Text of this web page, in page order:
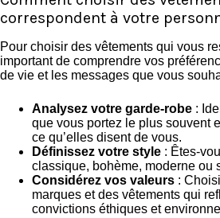
correspondent à votre
Pour choisir des vêtements qui vous
important de comprendre vos
de vie et les messages que vous
Analysez votre garde-robe :
que vous portez le plus souvent
ce qu’elles disent de vous.
Définissez votre style : Êtes-
classique, bohème, moderne ou
Considérez vos valeurs :
marques et des vêtements qui
convictions éthiques et